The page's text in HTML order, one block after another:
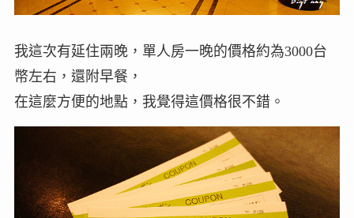
我這次有延住兩晚，單人房一晚的價格約為3000台
幣左右，還附早餐，
在這麼方便的地點，我覺得這價格很不錯。